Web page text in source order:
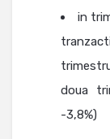
in
doua
-3,8%)